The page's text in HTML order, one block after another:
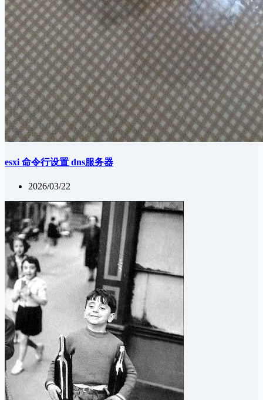
esxi 命令行设置 dns服务器
2026/03/22